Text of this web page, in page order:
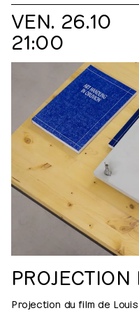
VEN. 26.10
21:00
Projection du film de Louis